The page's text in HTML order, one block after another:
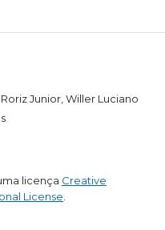
Junior, Willer Luciano
licença Creative
License.